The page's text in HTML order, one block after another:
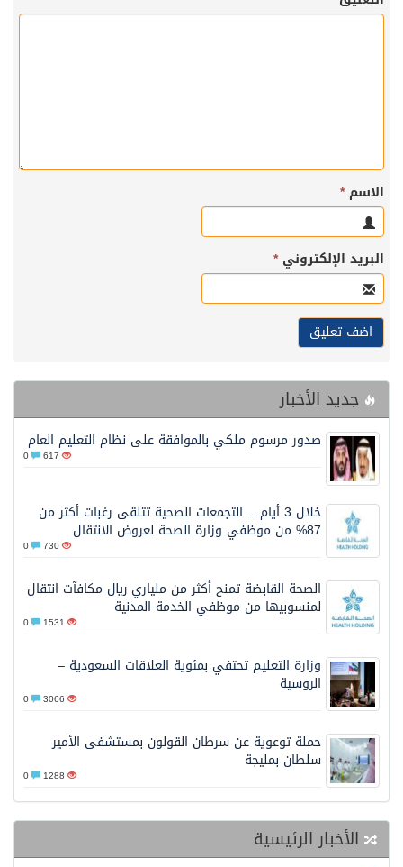
الاسم*
البريد الإلكتروني*
جديد الأخبار
صدور مرسوم ملكي بالموافقة على نظام التعليم العام
617
خلال 3 أيام… التجمعات الصحية تتلقى رغبات أكثر من
87% من موظفي وزارة الصحة لعروض الانتقال
730
الصحة القابضة تمنح أكثر من ملياري ريال مكافآت انتقال
لمنسوبيها من موظفي الخدمة المدنية
1531
وزارة التعليم تحتفي بمئوية العلاقات السعودية –
الروسية
3066
حملة توعوية عن سرطان القولون بمستشفى الأمير
سلطان بمليجة
1288
الأخبار الرئيسية